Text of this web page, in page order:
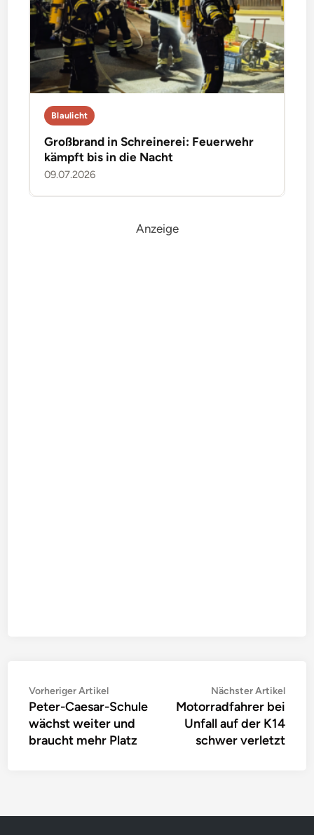
Blaulicht
Großbrand in Schreinerei: Feuerwehr
kämpft bis in die Nacht
09.07.2026
Anzeige
Beitragsnavigation
Vorheriger ArtikelVorheriger
Artikel:
Peter-Caesar-Schule
wächst weiter und
braucht mehr Platz
Nächster Artikel
Motorradfahrer bei
Unfall auf der K14
schwer verletzt